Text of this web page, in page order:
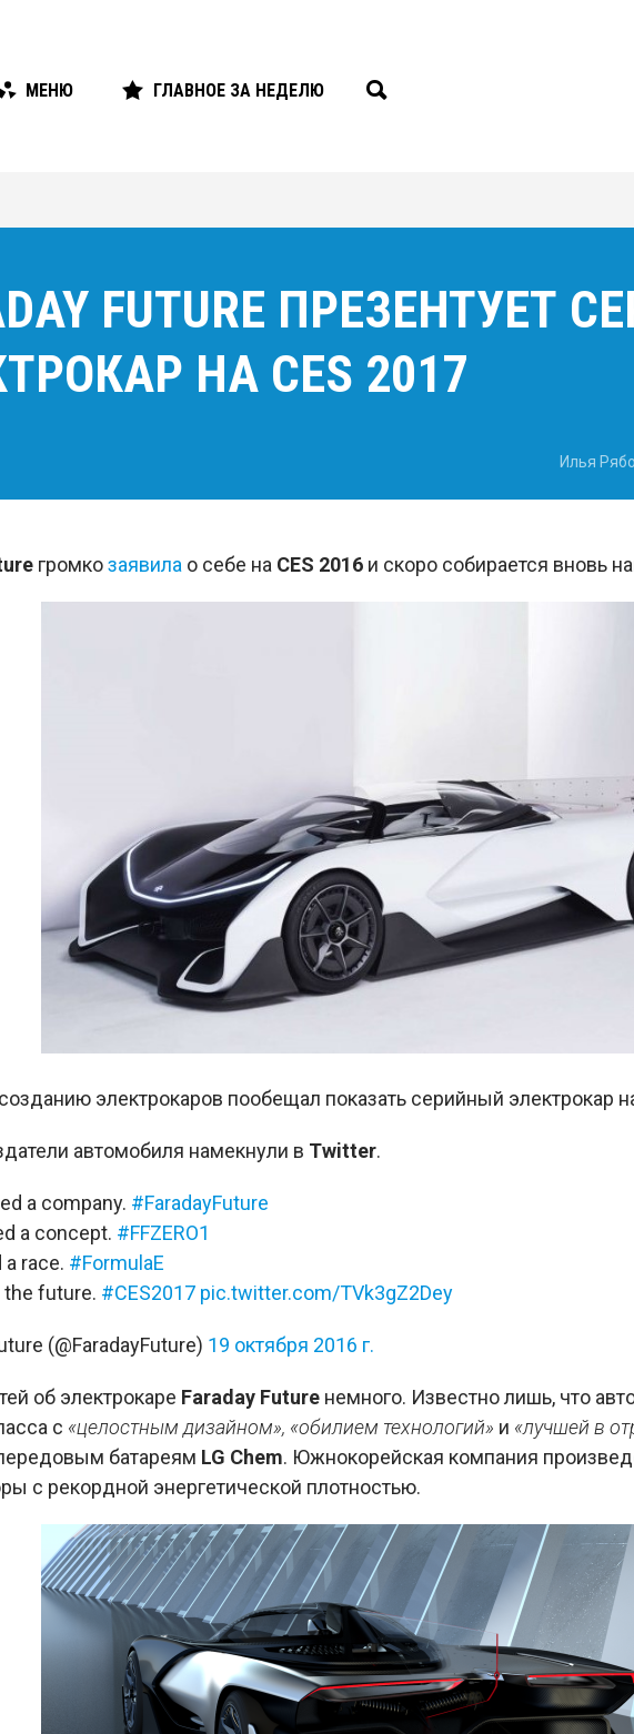
МЕНЮ ГЛАВНОЕ ЗА НЕДЕЛЮ
FUTURE ПРЕЗЕНТУЕТ
НА CES 2017
Илья
громкозаявила о себе на CES 2016и скоро собирается вновь
электрокаров пообещал показать серийный электрокар
автомобиля намекнули в Twitter.
a company. #FaradayFuture
a concept. #FFZERO1
a race. #FormulaE
the future. #CES2017 pic.twitter.com/TVk3gZ2Dey
(@FaradayFuture) 19 октября 2016 г.
об электрокаре Faraday Futureнемного. Известно лишь, что
с «целостным дизайном», «обилием технологий» и «лучшей в
батареям LG Chem. Южнокорейская компания
с рекордной энергетической плотностью.